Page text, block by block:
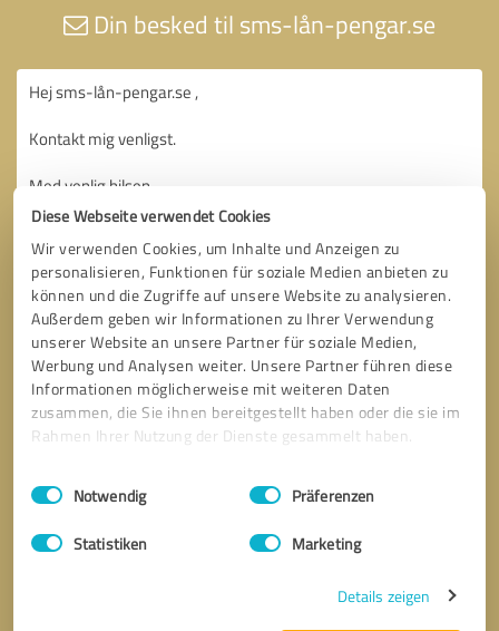
Diese Webseite verwendet Cookies
Wir verwenden Cookies, um Inhalte und Anzeigen zu
personalisieren, Funktionen für soziale Medien anbieten zu
können und die Zugriffe auf unsere Website zu analysieren.
Außerdem geben wir Informationen zu Ihrer Verwendung
unserer Website an unsere Partner für soziale Medien,
Werbung und Analysen weiter. Unsere Partner führen diese
Informationen möglicherweise mit weiteren Daten
zusammen, die Sie ihnen bereitgestellt haben oder die sie im
Rahmen Ihrer Nutzung der Dienste gesammelt haben.
Impressum Datenschutzbestimmungen
Einwilligungsauswahl
Notwendig Präferenzen
Statistiken Marketing
Details zeigen
Din besked til sms-lån-pengar.se
* obligatoriske felter